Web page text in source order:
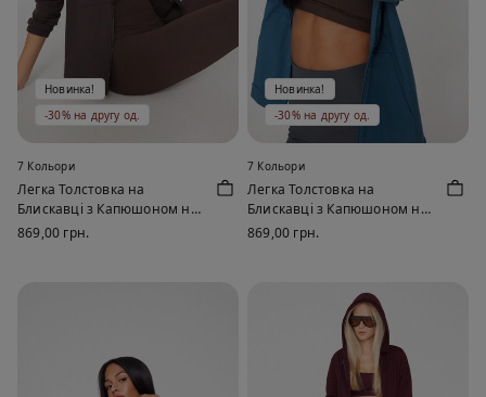
Новинка!
-30% на другу од.
7 Кольори
Легка Толстовка на
Блискавці з Капюшоном на
Кулісці
869,00 грн.
Новинка!
-30% на другу од.
7 Кольори
Легка Толстовка на
Блискавці з Капюшоном на
Кулісці
869,00 грн.